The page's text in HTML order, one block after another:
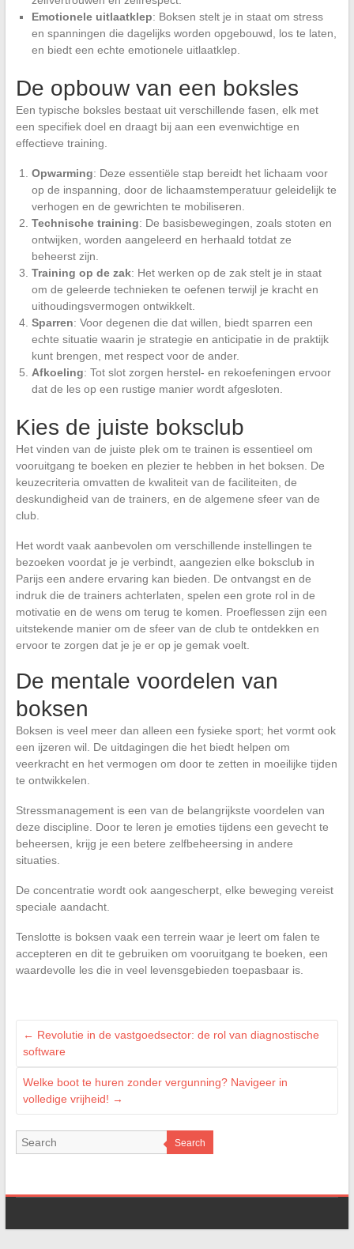
Emotionele uitlaatklep: Boksen stelt je in staat om stress
en spanningen die dagelijks worden opgebouwd, los te laten,
en biedt een echte emotionele uitlaatklep.
De opbouw van een boksles
Een typische boksles bestaat uit verschillende fasen, elk met
een specifiek doel en draagt bij aan een evenwichtige en
effectieve training.
Opwarming: Deze essentiële stap bereidt het lichaam voor
op de inspanning, door de lichaamstemperatuur geleidelijk te
verhogen en de gewrichten te mobiliseren.
Technische training: De basisbewegingen, zoals stoten en
ontwijken, worden aangeleerd en herhaald totdat ze
beheerst zijn.
Training op de zak: Het werken op de zak stelt je in staat
om de geleerde technieken te oefenen terwijl je kracht en
uithoudingsvermogen ontwikkelt.
Sparren: Voor degenen die dat willen, biedt sparren een
echte situatie waarin je strategie en anticipatie in de praktijk
kunt brengen, met respect voor de ander.
Afkoeling: Tot slot zorgen herstel- en rekoefeningen ervoor
dat de les op een rustige manier wordt afgesloten.
Kies de juiste boksclub
Het vinden van de juiste plek om te trainen is essentieel om
vooruitgang te boeken en plezier te hebben in het boksen. De
keuzecriteria omvatten de kwaliteit van de faciliteiten, de
deskundigheid van de trainers, en de algemene sfeer van de
club.
Het wordt vaak aanbevolen om verschillende instellingen te
bezoeken voordat je je verbindt, aangezien elke boksclub in
Parijs een andere ervaring kan bieden. De ontvangst en de
indruk die de trainers achterlaten, spelen een grote rol in de
motivatie en de wens om terug te komen. Proeflessen zijn een
uitstekende manier om de sfeer van de club te ontdekken en
ervoor te zorgen dat je je er op je gemak voelt.
De mentale voordelen van
boksen
Boksen is veel meer dan alleen een fysieke sport; het vormt ook
een ijzeren wil. De uitdagingen die het biedt helpen om
veerkracht en het vermogen om door te zetten in moeilijke tijden
te ontwikkelen.
Stressmanagement is een van de belangrijkste voordelen van
deze discipline. Door te leren je emoties tijdens een gevecht te
beheersen, krijg je een betere zelfbeheersing in andere
situaties.
De concentratie wordt ook aangescherpt, elke beweging vereist
speciale aandacht.
Tenslotte is boksen vaak een terrein waar je leert om falen te
accepteren en dit te gebruiken om vooruitgang te boeken, een
waardevolle les die in veel levensgebieden toepasbaar is.
← Revolutie in de vastgoedsector: de rol van diagnostische
software
Welke boot te huren zonder vergunning? Navigeer in
volledige vrijheid! →
Search